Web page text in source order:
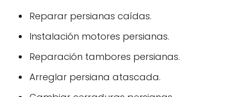
Reparar persianas caídas.
Instalación motores persianas.
Reparación tambores persianas.
Arreglar persiana atascada.